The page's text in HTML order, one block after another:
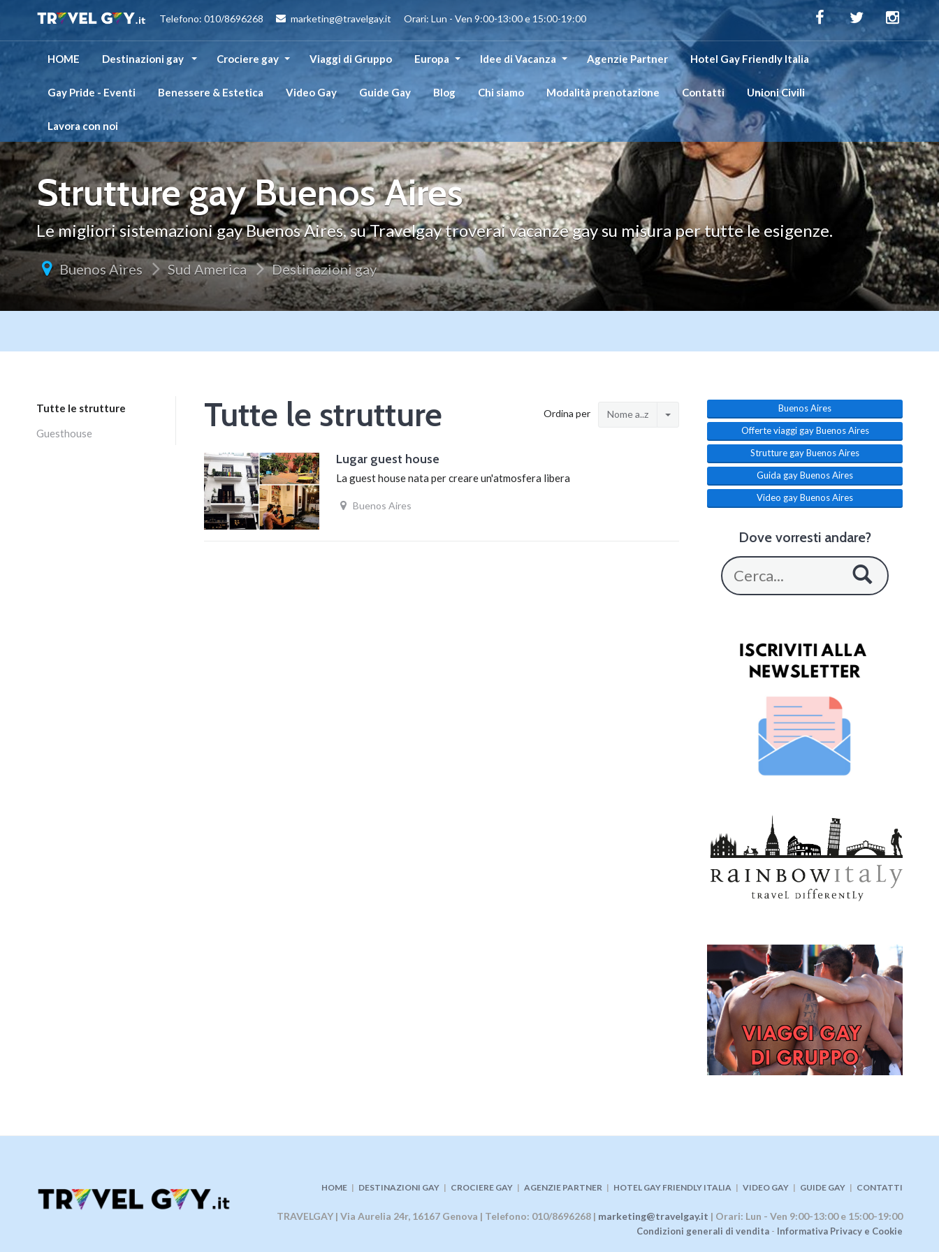
Telefono: 010/8696268 marketing@travelgay.it Orari: Lun - Ven 9:00-13:00 e 15:00-19:00
HOME Destinazioni gay Crociere gay Viaggi di Gruppo Europa Idee di Vacanza Agenzie Partner Hotel Gay Friendly Italia
Gay Pride - Eventi Benessere & Estetica Video Gay Guide Gay Blog Chi siamo Modalità prenotazione Contatti Unioni Civili
Lavora con noi
Strutture gay Buenos Aires
Le migliori sistemazioni gay Buenos Aires, su Travelgay troverai vacanze gay su misura per tutte le esigenze.
Buenos Aires Sud America Destinazioni gay
Tutte le strutture
Guesthouse
Tutte le strutture Ordina per Nome a..z
Lugar guest house
La guest house nata per creare un'atmosfera libera
Buenos Aires
Buenos Aires
Offerte viaggi gay Buenos Aires
Strutture gay Buenos Aires
Guida gay Buenos Aires
Video gay Buenos Aires
Dove vorresti andare?
HOME | DESTINAZIONI GAY | CROCIERE GAY | AGENZIE PARTNER | HOTEL GAY FRIENDLY ITALIA | VIDEO GAY | GUIDE GAY | CONTATTI
TRAVELGAY | Via Aurelia 24r, 16167 Genova | Telefono: 010/8696268 | marketing@travelgay.it | Orari: Lun - Ven 9:00-13:00 e 15:00-19:00
Condizioni generali di vendita - Informativa Privacy e Cookie